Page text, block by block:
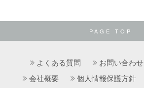
PAGE TOP
よくある質問 お問い合わせ
会社概要
個人情報保護方針